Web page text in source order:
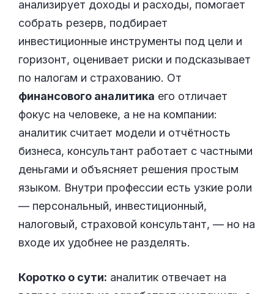
анализирует доходы и расходы, помогает
собрать резерв, подбирает
инвестиционные инструменты под цели и
горизонт, оценивает риски и подсказывает
по налогам и страхованию. От
финансового аналитика его отличает
фокус на человеке, а не на компании:
аналитик считает модели и отчётность
бизнеса, консультант работает с частными
деньгами и объясняет решения простым
языком. Внутри профессии есть узкие роли
— персональный, инвестиционный,
налоговый, страховой консультант, — но на
входе их удобнее не разделять.
Коротко о сути: аналитик отвечает на